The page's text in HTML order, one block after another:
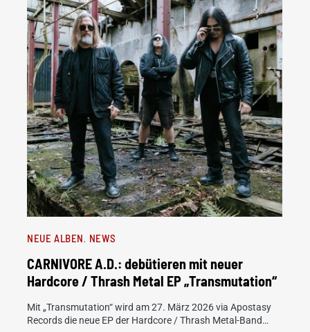
NEUE ALBEN NEWS
CARNIVORE A.D.: debütieren mit neuer
Hardcore / Thrash Metal EP „Transmutation“
Mit „Transmutation“ wird am 27. März 2026 via Apostasy
Records die neue EP der Hardcore / Thrash Metal-Band…